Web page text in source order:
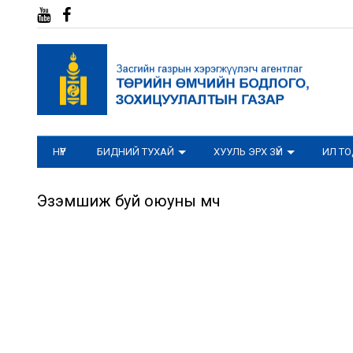
НҮҮР БИДНИЙ ТУХАЙ ХУУЛЬ ЭРХ ЗҮЙ ИЛ
Эзэмшиж буй оюуны өмч